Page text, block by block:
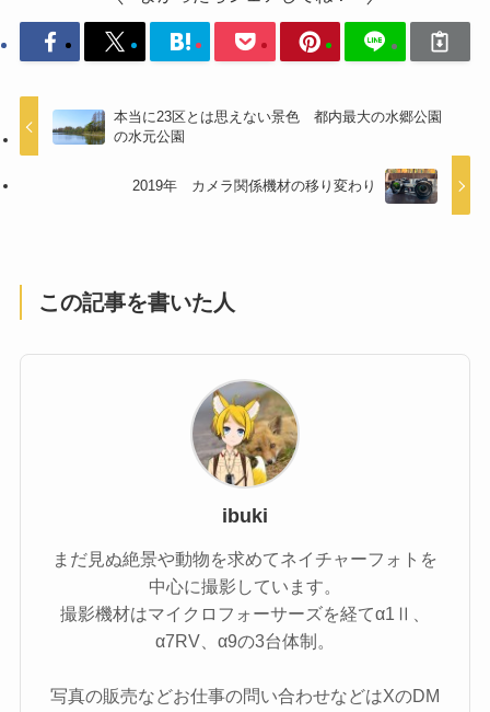
本当に23区とは思えない景色 都内最大の水郷公園
の水元公園
2019年 カメラ関係機材の移り変わり
この記事を書いた人
ibuki
まだ見ぬ絶景や動物を求めてネイチャーフォトを
中心に撮影しています。
撮影機材はマイクロフォーサーズを経てα1Ⅱ、
α7RV、α9の3台体制。
写真の販売などお仕事の問い合わせなどはXのDM